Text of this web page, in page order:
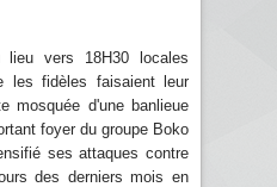
vers 18H30 locales
les fidèles faisaient leur
mosquée d'une banlieue
foyer du groupe Boko
ses attaques contre
des derniers mois en